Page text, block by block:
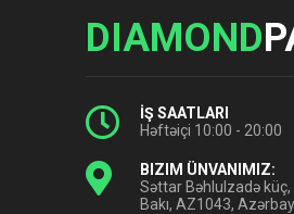
DIAMOND
İŞ SAATLARI
Həftəiçi 10:00 - 20:00
BIZIM ÜNVANIMIZ:
Səttar Bəhlulzadə küç,
Bakı, AZ1043,